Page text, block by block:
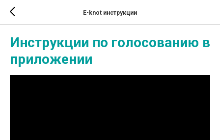
E-knot инструкции
Инструкции по голосованию в
приложении